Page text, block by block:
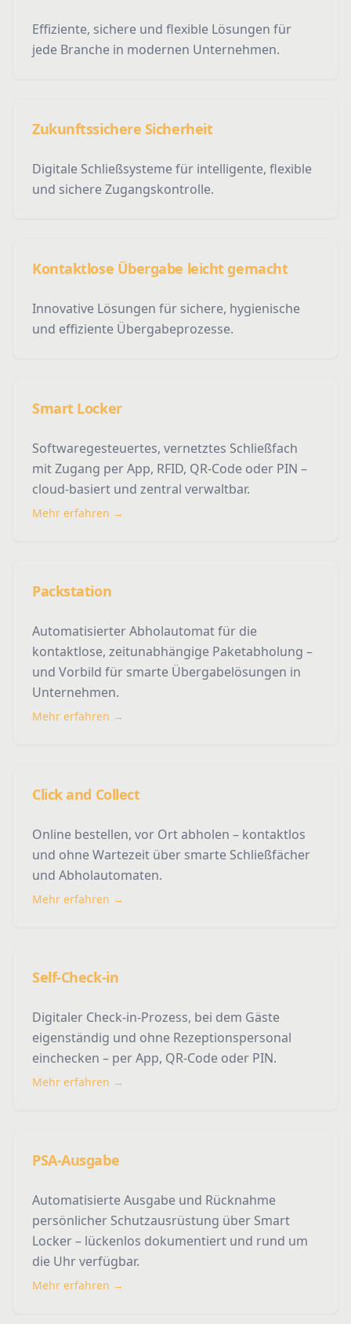
Effiziente, sichere und flexible Lösungen für
jede Branche in modernen Unternehmen.
Zukunftssichere Sicherheit
Digitale Schließsysteme für intelligente, flexible
und sichere Zugangskontrolle.
Kontaktlose Übergabe leicht gemacht
Innovative Lösungen für sichere, hygienische
und effiziente Übergabeprozesse.
Smart Locker
Softwaregesteuertes, vernetztes Schließfach
mit Zugang per App, RFID, QR-Code oder PIN –
cloud-basiert und zentral verwaltbar.
Mehr erfahren →
Packstation
Automatisierter Abholautomat für die
kontaktlose, zeitunabhängige Paketabholung –
und Vorbild für smarte Übergabelösungen in
Unternehmen.
Mehr erfahren →
Click and Collect
Online bestellen, vor Ort abholen – kontaktlos
und ohne Wartezeit über smarte Schließfächer
und Abholautomaten.
Mehr erfahren →
Self-Check-in
Digitaler Check-in-Prozess, bei dem Gäste
eigenständig und ohne Rezeptionspersonal
einchecken – per App, QR-Code oder PIN.
Mehr erfahren →
PSA-Ausgabe
Automatisierte Ausgabe und Rücknahme
persönlicher Schutzausrüstung über Smart
Locker – lückenlos dokumentiert und rund um
die Uhr verfügbar.
Mehr erfahren →